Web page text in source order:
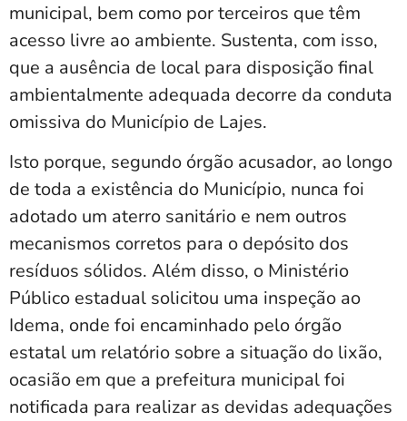
municipal, bem como por terceiros que têm
acesso livre ao ambiente. Sustenta, com isso,
que a ausência de local para disposição final
ambientalmente adequada decorre da conduta
omissiva do Município de Lajes.
Isto porque, segundo órgão acusador, ao longo
de toda a existência do Município, nunca foi
adotado um aterro sanitário e nem outros
mecanismos corretos para o depósito dos
resíduos sólidos. Além disso, o Ministério
Público estadual solicitou uma inspeção ao
Idema, onde foi encaminhado pelo órgão
estatal um relatório sobre a situação do lixão,
ocasião em que a prefeitura municipal foi
notificada para realizar as devidas adequações